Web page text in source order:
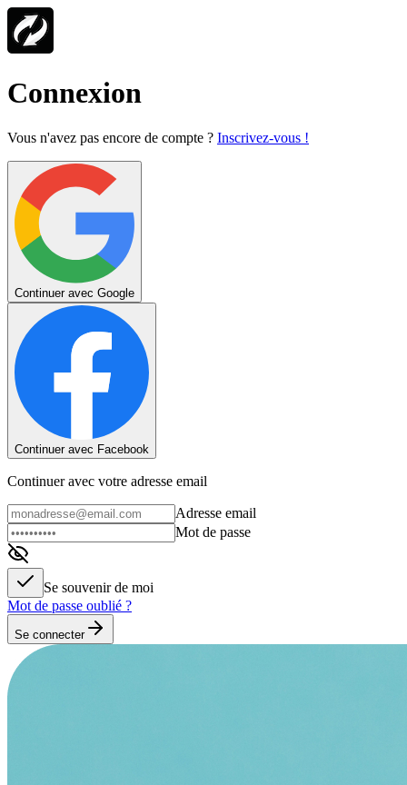
Connexion
Vous n'avez pas encore de compte ? Inscrivez-vous !
Continuer avec Google
Continuer avec Facebook
Continuer avec votre adresse email
Adresse email
Mot de passe
Se souvenir de moi
Mot de passe oublié ?
Se connecter